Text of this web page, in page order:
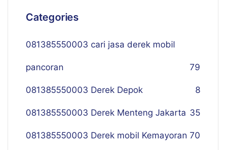
Categories
081385550003 cari jasa derek mobil
pancoran 79
081385550003 Derek Depok 8
081385550003 Derek Menteng Jakarta 35
081385550003 Derek mobil Kemayoran 70